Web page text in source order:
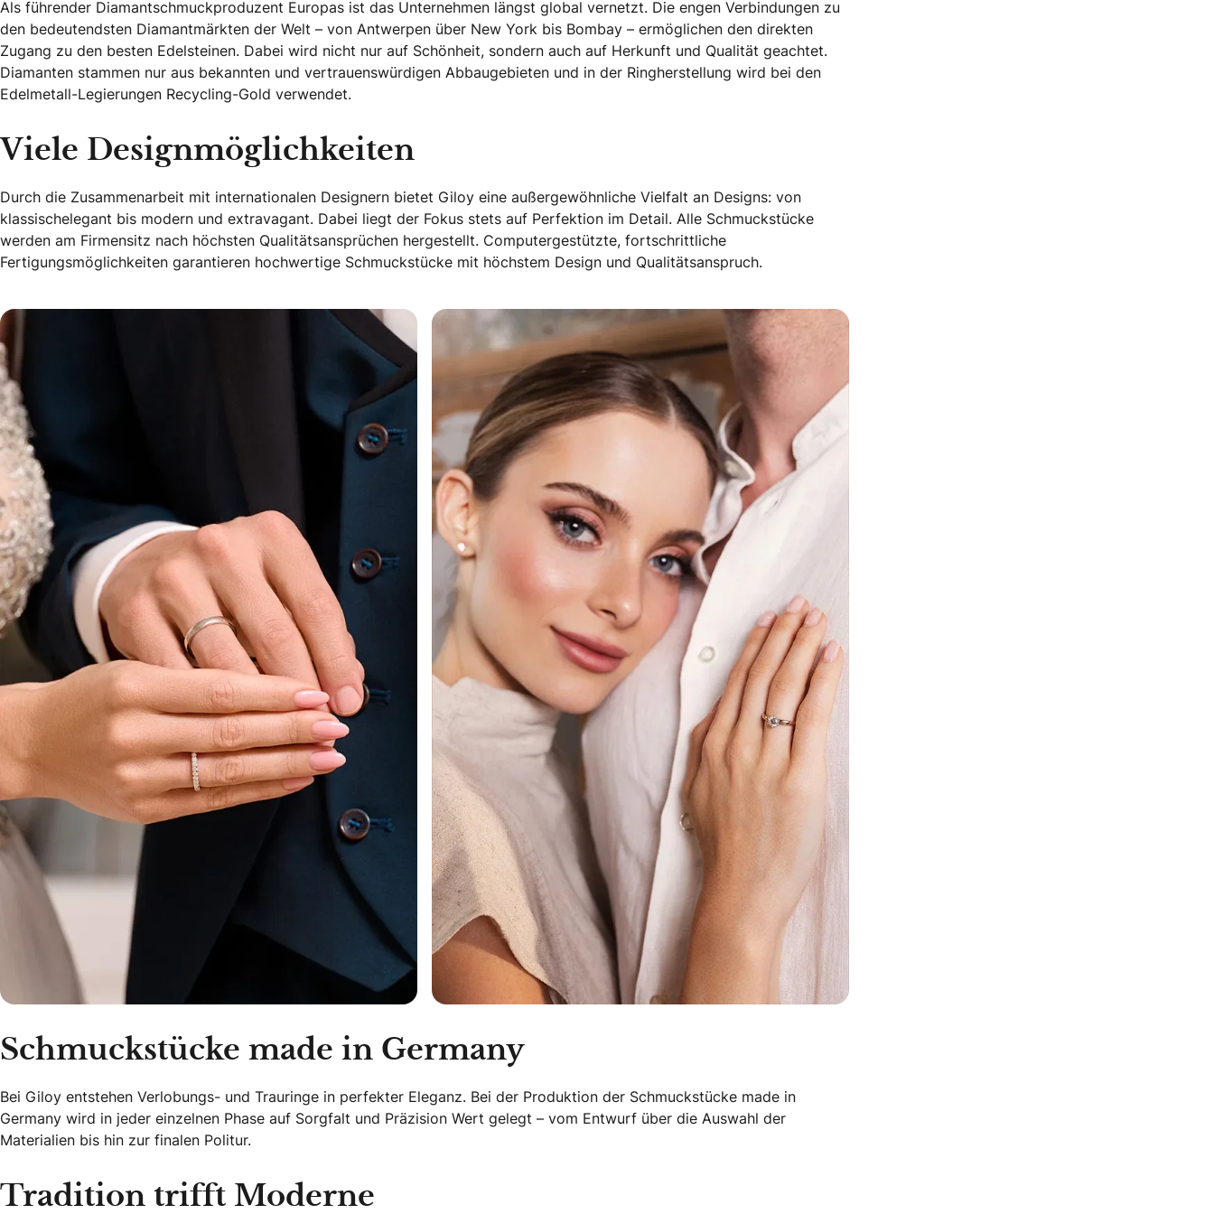
Als führender Diamantschmuckproduzent Europas ist das Unternehmen längst global vernetzt. Die engen Verbindungen zu
den bedeutendsten Diamantmärkten der Welt – von Antwerpen über New York bis Bombay – ermöglichen den direkten
Zugang zu den besten Edelsteinen. Dabei wird nicht nur auf Schönheit, sondern auch auf Herkunft und Qualität geachtet.
Diamanten stammen nur aus bekannten und vertrauenswürdigen Abbaugebieten und in der Ringherstellung wird bei den
Edelmetall-Legierungen Recycling-Gold verwendet.
Viele Designmöglichkeiten
Durch die Zusammenarbeit mit internationalen Designern bietet Giloy eine außergewöhnliche Vielfalt an Designs: von
klassischelegant bis modern und extravagant. Dabei liegt der Fokus stets auf Perfektion im Detail. Alle Schmuckstücke
werden am Firmensitz nach höchsten Qualitätsansprüchen hergestellt. Computergestützte, fortschrittliche
Fertigungsmöglichkeiten garantieren hochwertige Schmuckstücke mit höchstem Design und Qualitätsanspruch.
Schmuckstücke made in Germany
Bei Giloy entstehen Verlobungs- und Trauringe in perfekter Eleganz. Bei der Produktion der Schmuckstücke made in
Germany wird in jeder einzelnen Phase auf Sorgfalt und Präzision Wert gelegt – vom Entwurf über die Auswahl der
Materialien bis hin zur finalen Politur.
Tradition trifft Moderne